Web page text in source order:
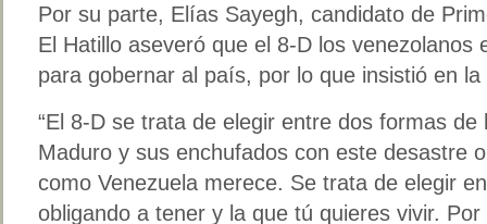
Por su parte, Elías Sayegh, candidato de
El Hatillo aseveró que el 8-D los venezolanos
para gobernar al país, por lo que insistió en
“El 8-D se trata de elegir entre dos formas
Maduro y sus enchufados con este desastre
como Venezuela merece. Se trata de elegir
obligando a tener y la que tú quieres vivir.